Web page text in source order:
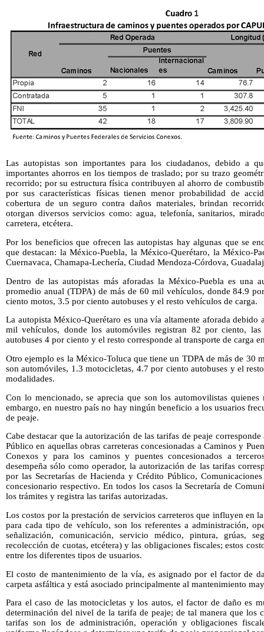
Las autopistas son importantes para los ciudadanos, debido a
importantes ahorros en los tiempos de traslado; por su trazo
recorrido; por su estructura física contribuyen al ahorro de
por sus características físicas tienen menor probabilidad de
cobertura de un seguro contra daños materiales, brindan
otorgan diversos servicios como: agua, telefonía, sanitarios,
carretera, etcétera.
Por los beneficios que ofrecen las autopistas hay algunas que se
que destacan: la México-Puebla, la México-Querétaro, la México-
Cuernavaca, Chamapa-Lechería, Ciudad Mendoza-Córdova,
Dentro de las autopistas más aforadas la México-Puebla es una
promedio anual (TDPA) de más de 60 mil vehículos, donde 84.9
ciento motos, 3.5 por ciento autobuses y el resto vehículos de carga.
La autopista México-Querétaro es una vía altamente aforada debido
mil vehículos, donde los automóviles registran 82 por ciento,
autobuses 4 por ciento y el resto corresponde al transporte de carga
Otro ejemplo es la México-Toluca que tiene un TDPA de más de 30
son automóviles, 1.3 motocicletas, 4.7 por ciento autobuses y el
modalidades.
Con lo mencionado, se aprecia que son los automovilistas quienes
embargo, en nuestro país no hay ningún beneficio a los usuarios
de peaje.
Cabe destacar que la autorización de las tarifas de peaje
Público en aquellas obras carreteras concesionadas a Caminos y
Conexos y para los caminos y puentes concesionados a
desempeña sólo como operador, la autorización de las tarifas
por las Secretarías de Hacienda y Crédito Público,
concesionario respectivo. En todos los casos la Secretaría de
los trámites y registra las tarifas autorizadas.
Los costos por la prestación de servicios carreteros que influyen en
para cada tipo de vehículo, son los referentes a administración,
señalización, comunicación, servicio médico, pintura, grúas,
recolección de cuotas, etcétera) y las obligaciones fiscales; estos
entre los diferentes tipos de usuarios.
El costo de mantenimiento de la vía, es asignado por el factor de
carpeta asfáltica y está asociado principalmente al mantenimiento
Para el caso de las motocicletas y los autos, el factor de daño es
determinación del nivel de la tarifa de peaje; de tal manera que los
tarifas son los de administración, operación y obligaciones